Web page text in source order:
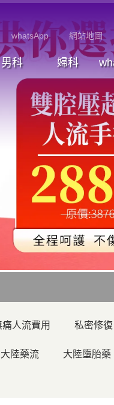
whatsApp 網站地圖
男科 婦科
痛人流費用 私密修復
大陸藥流 大陸墮胎藥